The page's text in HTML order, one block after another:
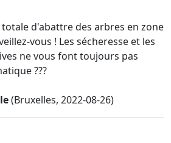
d'abattre des arbres en zone
vous ! Les sécheresse et les
ne vous font toujours pas
???
(Bruxelles, 2022-08-26)